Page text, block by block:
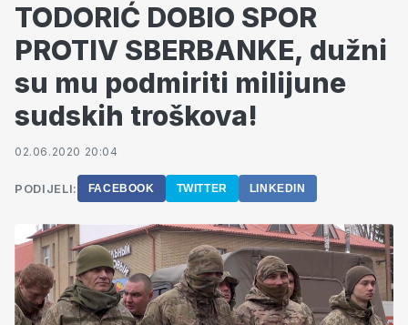
TODORIĆ DOBIO SPOR
PROTIV SBERBANKE, dužni
su mu podmiriti milijune
sudskih troškova!
02.06.2020 20:04
PODIJELI: FACEBOOK TWITTER LINKEDIN